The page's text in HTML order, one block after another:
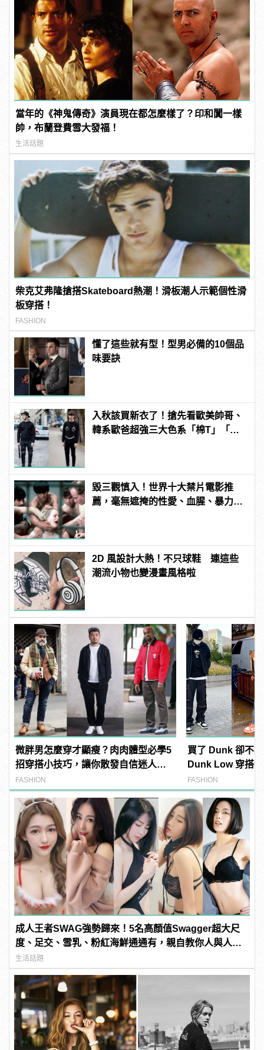
當年的《神鬼傳奇》演員現在都怎麼樣了？印和闐一樣
帥，布蘭登費雪大發福！
生活話題
柴克艾弗隆搶搭Skateboard熱潮！滑板潮人示範個性滑
板穿搭！
FASHION
懂了這些就有型！型男必備的10個品
味要訣
入秋該買新衣了！搶先看歐美帥哥、
韓系歐爸超強三大色系「棉T」「衛
毀三觀慎入！世界十大禁片電影推
薦，毫無遮掩的性愛、血腥、暴力、
2D 風設計大熱！不只球鞋 連這些
潮流小物也變漫畫風格啦
微胖男怎麼穿才顯瘦？肉肉體型必學5
招穿搭小技巧，讓你散發自信迷人的
型男魅力！
FASHION
買了 Dunk 卻不
Dunk Low 穿搭
最火潮鞋！
FASHION
成人王者SWAG強勢歸來！5名高顏值Swagger超大尺
度、足交、雪乳、粉紅海鮮通通有，親自教你人與人的
連結！ | manfashion這樣變型男
生活話題